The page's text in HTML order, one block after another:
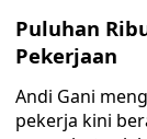
Puluhan
Pekerjaan
Andi Gani
pekerja kini